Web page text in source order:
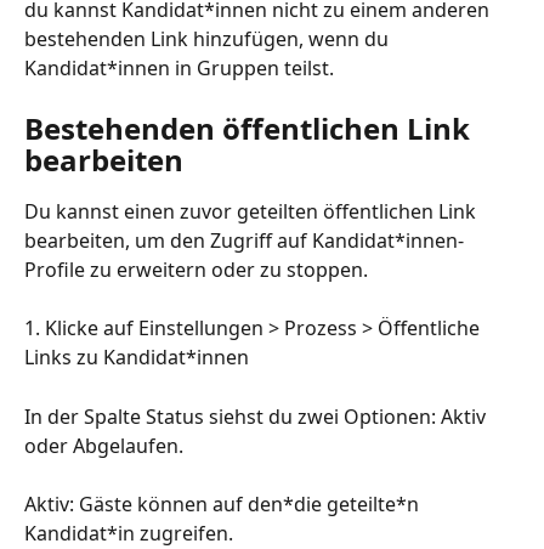
du kannst Kandidat*innen nicht zu einem anderen
bestehenden Link hinzufügen, wenn du
Kandidat*innen in Gruppen teilst.
Bestehenden öffentlichen Link
bearbeiten
Du kannst einen zuvor geteilten öffentlichen Link
bearbeiten, um den Zugriff auf Kandidat*innen-
Profile zu erweitern oder zu stoppen.
1. Klicke auf Einstellungen > Prozess > Öffentliche
Links zu Kandidat*innen
In der Spalte Status siehst du zwei Optionen: Aktiv
oder Abgelaufen.
Aktiv: Gäste können auf den*die geteilte*n
Kandidat*in zugreifen.